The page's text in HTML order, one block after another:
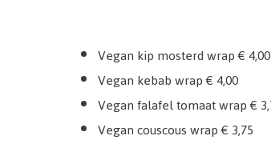
Vegan kip mosterd wrap € 4,00
Vegan kebab wrap € 4,00
Vegan falafel tomaat wrap €
Vegan couscous wrap € 3,75